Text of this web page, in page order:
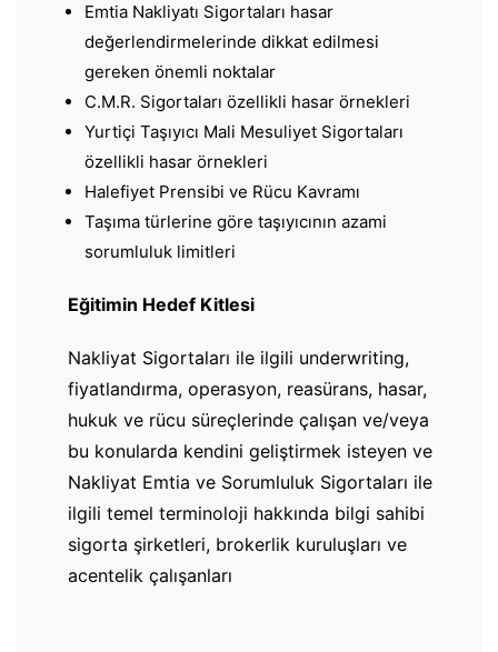
Emtia Nakliyatı Sigortaları hasar
değerlendirmelerinde dikkat edilmesi
gereken önemli noktalar
C.M.R. Sigortaları özellikli hasar örnekleri
Yurtiçi Taşıyıcı Mali Mesuliyet Sigortaları
özellikli hasar örnekleri
Halefiyet Prensibi ve Rücu Kavramı
Taşıma türlerine göre taşıyıcının azami
sorumluluk limitleri
Eğitimin Hedef Kitlesi
Nakliyat Sigortaları ile ilgili underwriting,
fiyatlandırma, operasyon, reasürans, hasar,
hukuk ve rücu süreçlerinde çalışan ve/veya
bu konularda kendini geliştirmek isteyen ve
Nakliyat Emtia ve Sorumluluk Sigortaları ile
ilgili temel terminoloji hakkında bilgi sahibi
sigorta şirketleri, brokerlik kuruluşları ve
acentelik çalışanları